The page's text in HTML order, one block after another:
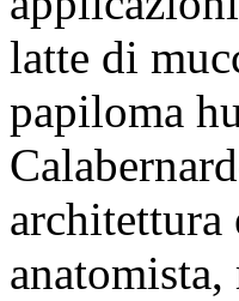
latte di
papiloma
architettura